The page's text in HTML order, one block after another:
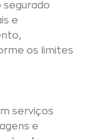
segurado
e
os limites
serviços
e